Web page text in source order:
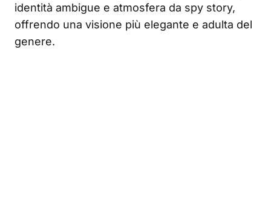
identità ambigue e atmosfera da spy story,
offrendo una visione più elegante e adulta del
genere.